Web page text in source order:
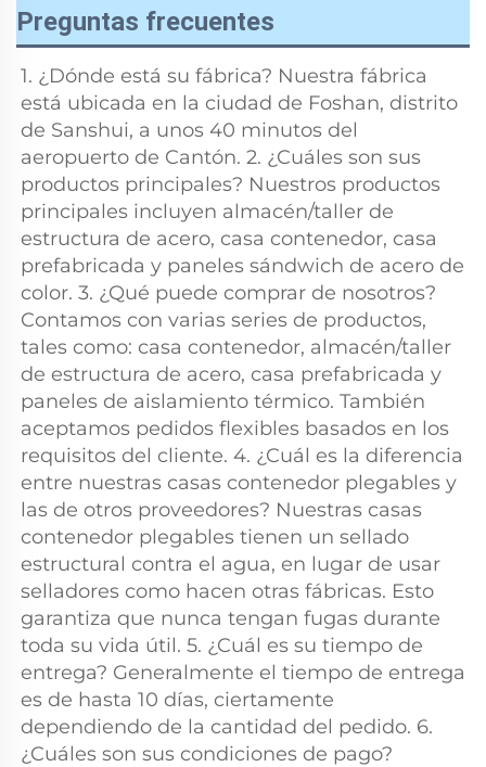
Preguntas frecuentes
1. ¿Dónde está su fábrica? Nuestra fábrica
está ubicada en la ciudad de Foshan, distrito
de Sanshui, a unos 40 minutos del
aeropuerto de Cantón. 2. ¿Cuáles son sus
productos principales? Nuestros productos
principales incluyen almacén/taller de
estructura de acero, casa contenedor, casa
prefabricada y paneles sándwich de acero de
color. 3. ¿Qué puede comprar de nosotros?
Contamos con varias series de productos,
tales como: casa contenedor, almacén/taller
de estructura de acero, casa prefabricada y
paneles de aislamiento térmico. También
aceptamos pedidos flexibles basados en los
requisitos del cliente. 4. ¿Cuál es la diferencia
entre nuestras casas contenedor plegables y
las de otros proveedores? Nuestras casas
contenedor plegables tienen un sellado
estructural contra el agua, en lugar de usar
selladores como hacen otras fábricas. Esto
garantiza que nunca tengan fugas durante
toda su vida útil. 5. ¿Cuál es su tiempo de
entrega? Generalmente el tiempo de entrega
es de hasta 10 días, ciertamente
dependiendo de la cantidad del pedido. 6.
¿Cuáles son sus condiciones de pago?